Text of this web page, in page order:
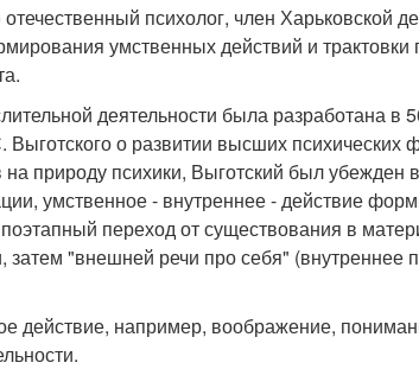
психолог, член Харьковской
умственных действий и трактовки
деятельности была разработана в
о развитии высших психических
на природу психики, Выготский был убежден
умственное - внутреннее - действие
поэтапный переход от существования в
"внешней речи про себя" (внутреннее
действие, например, воображение,